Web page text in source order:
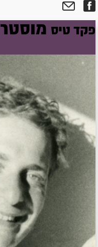
פקד טיס מוסטר